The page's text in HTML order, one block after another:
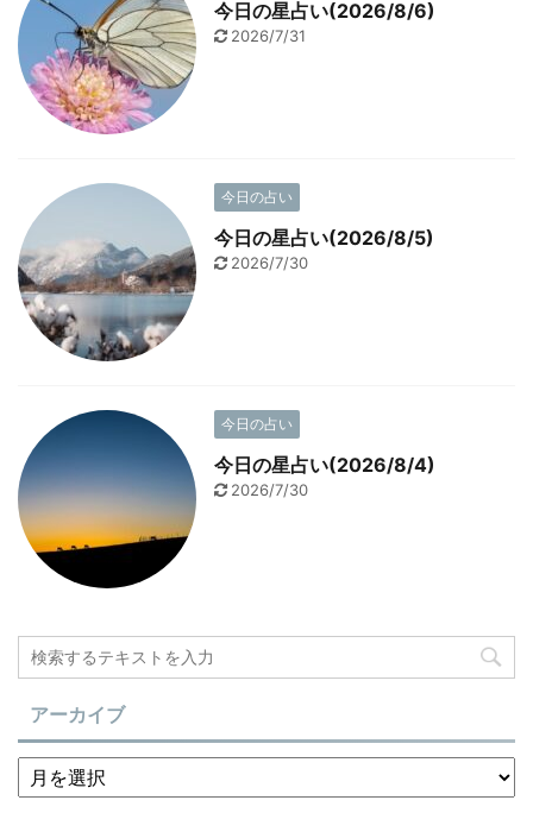
今日の星占い(2026/8/6)
2026/7/31
今日の占い
今日の星占い(2026/8/5)
2026/7/30
今日の占い
今日の星占い(2026/8/4)
2026/7/30
アーカイブ